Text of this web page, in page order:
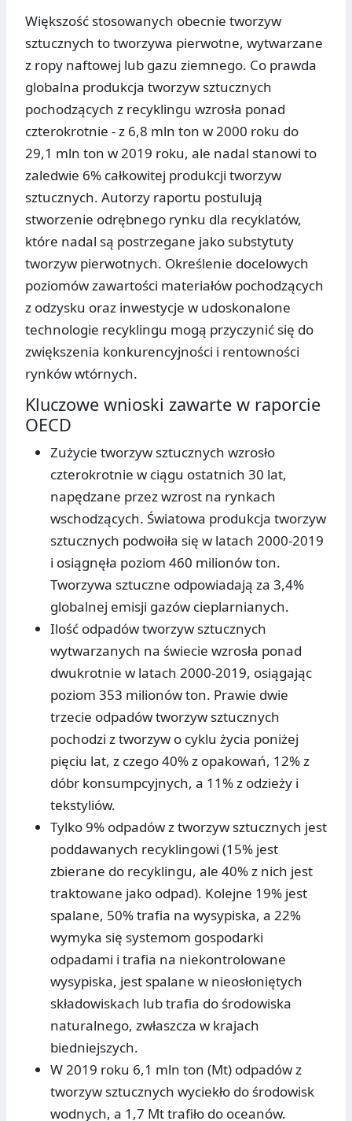
Większość stosowanych obecnie tworzyw
sztucznych to tworzywa pierwotne, wytwarzane
z ropy naftowej lub gazu ziemnego. Co prawda
globalna produkcja tworzyw sztucznych
pochodzących z recyklingu wzrosła ponad
czterokrotnie - z 6,8 mln ton w 2000 roku do
29,1 mln ton w 2019 roku, ale nadal stanowi to
zaledwie 6% całkowitej produkcji tworzyw
sztucznych. Autorzy raportu postulują
stworzenie odrębnego rynku dla recyklatów,
które nadal są postrzegane jako substytuty
tworzyw pierwotnych. Określenie docelowych
poziomów zawartości materiałów pochodzących
z odzysku oraz inwestycje w udoskonalone
technologie recyklingu mogą przyczynić się do
zwiększenia konkurencyjności i rentowności
rynków wtórnych.
Kluczowe wnioski zawarte w raporcie
OECD
Zużycie tworzyw sztucznych wzrosło
czterokrotnie w ciągu ostatnich 30 lat,
napędzane przez wzrost na rynkach
wschodzących. Światowa produkcja tworzyw
sztucznych podwoiła się w latach 2000-2019
i osiągnęła poziom 460 milionów ton.
Tworzywa sztuczne odpowiadają za 3,4%
globalnej emisji gazów cieplarnianych.
Ilość odpadów tworzyw sztucznych
wytwarzanych na świecie wzrosła ponad
dwukrotnie w latach 2000-2019, osiągając
poziom 353 milionów ton. Prawie dwie
trzecie odpadów tworzyw sztucznych
pochodzi z tworzyw o cyklu życia poniżej
pięciu lat, z czego 40% z opakowań, 12% z
dóbr konsumpcyjnych, a 11% z odzieży i
tekstyliów.
Tylko 9% odpadów z tworzyw sztucznych jest
poddawanych recyklingowi (15% jest
zbierane do recyklingu, ale 40% z nich jest
traktowane jako odpad). Kolejne 19% jest
spalane, 50% trafia na wysypiska, a 22%
wymyka się systemom gospodarki
odpadami i trafia na niekontrolowane
wysypiska, jest spalane w nieosłoniętych
składowiskach lub trafia do środowiska
naturalnego, zwłaszcza w krajach
biedniejszych.
W 2019 roku 6,1 mln ton (Mt) odpadów z
tworzyw sztucznych wyciekło do środowisk
wodnych, a 1,7 Mt trafiło do oceanów.